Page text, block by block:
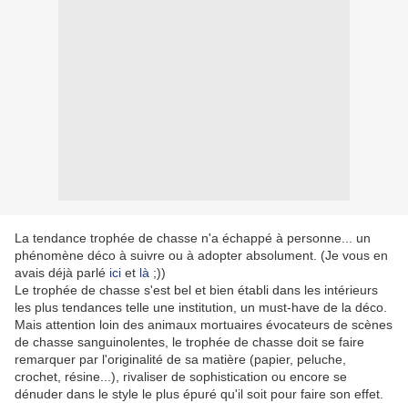
La tendance trophée de chasse n'a échappé à personne... un
phénomène déco à suivre ou à adopter absolument. (Je vous en
avais déjà parlé ici et là ;))
Le trophée de chasse s'est bel et bien établi dans les intérieurs
les plus tendances telle une institution, un must-have de la déco.
Mais attention loin des animaux mortuaires évocateurs de scènes
de chasse sanguinolentes, le trophée de chasse doit se faire
remarquer par l'originalité de sa matière (papier, peluche,
crochet, résine...), rivaliser de sophistication ou encore se
dénuder dans le style le plus épuré qu'il soit pour faire son effet.